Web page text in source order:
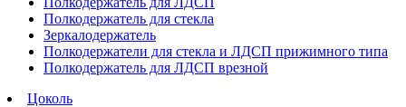
Полкодержатель для стекла
Зеркалодержатель
Полкодержатели для стекла и ЛДСП прижимного типа
Полкодержатель для ЛДСП врезной
Цоколь